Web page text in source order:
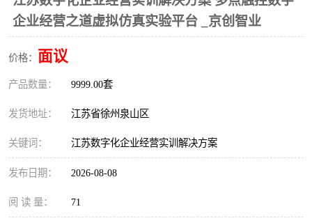
企业经营之道虚拟仿真实验平台 _京创智业
价格： 面议
产品数量： 9999.00套
发货地址： 江苏省徐州泉山区
关键词： 江苏数字化企业经营实训解决方案
发布日期： 2026-08-08
阅 读 量： 71